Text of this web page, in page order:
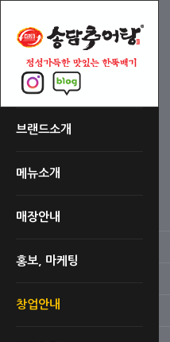
브랜드소개
메뉴소개
매장안내
홍보, 마케팅
창업안내